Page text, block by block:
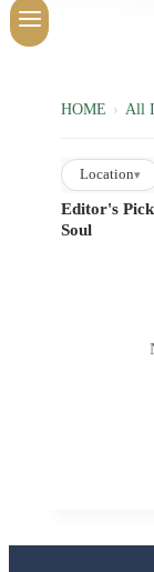
HOME › All
Location▾
Editor's
Soul